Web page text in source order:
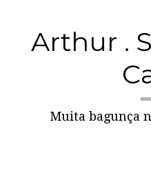
Arthur .
Muita bagunça